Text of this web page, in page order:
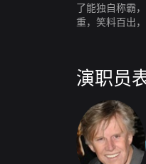
了能独自称霸
重，笑料百出
演职员